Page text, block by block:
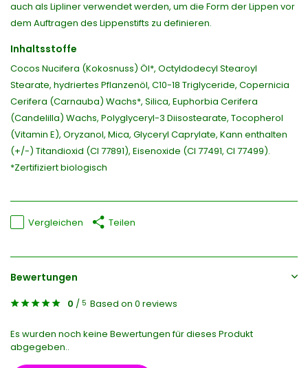
auch als Lipliner verwendet werden, um die Form der Lippen vor
dem Auftragen des Lippenstifts zu definieren.
Inhaltsstoffe
Cocos Nucifera (Kokosnuss) Öl*, Octyldodecyl Stearoyl
Stearate, hydriertes Pflanzenöl, C10-18 Triglyceride, Copernicia
Cerifera (Carnauba) Wachs*, Silica, Euphorbia Cerifera
(Candelilla) Wachs, Polyglyceryl-3 Diisostearate, Tocopherol
(Vitamin E), Oryzanol, Mica, Glyceryl Caprylate, Kann enthalten
(+/-) Titandioxid (CI 77891), Eisenoxide (CI 77491, CI 77499).
*Zertifiziert biologisch
Vergleichen Teilen
Bewertungen
0 / 5 Based on 0 reviews
Es wurden noch keine Bewertungen für dieses Produkt
abgegeben..